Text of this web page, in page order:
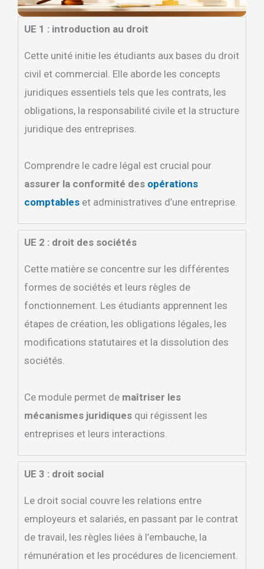
UE 1 : introduction au droit
Cette unité initie les étudiants aux bases du droit
civil et commercial. Elle aborde les concepts
juridiques essentiels tels que les contrats, les
obligations, la responsabilité civile et la structure
juridique des entreprises.
Comprendre le cadre légal est crucial pour
assurer la conformité des opérations
comptables et administratives d’une entreprise.
UE 2 : droit des sociétés
Cette matière se concentre sur les différentes
formes de sociétés et leurs règles de
fonctionnement. Les étudiants apprennent les
étapes de création, les obligations légales, les
modifications statutaires et la dissolution des
sociétés.
Ce module permet de maîtriser les
mécanismes juridiques qui régissent les
entreprises et leurs interactions.
UE 3 : droit social
Le droit social couvre les relations entre
employeurs et salariés, en passant par le contrat
de travail, les règles liées à l’embauche, la
rémunération et les procédures de licenciement.